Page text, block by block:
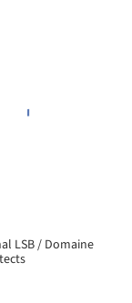
LSB / Domaine